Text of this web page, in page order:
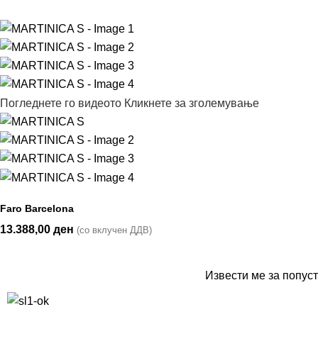
Погледнете го видеото Кликнете за зголемување
Faro Barcelona
13.388,00 ден (со вклучен ДДВ)
Извести ме за попуст